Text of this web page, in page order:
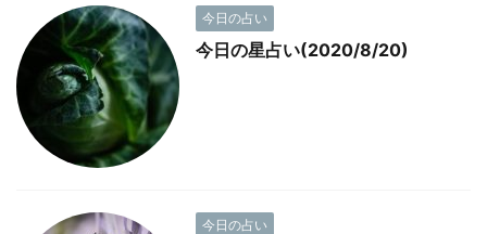
今日の占い
今日の星占い(2020/8/20)
今日の占い